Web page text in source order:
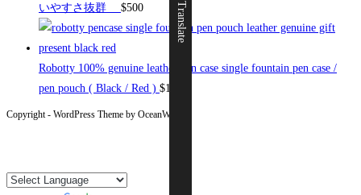
いやすさ抜群
$500
Robotty 100% genuine leather pen case single fountain pen case /
pen pouch ( Black / Red ) $19
Copyright - WordPress Theme by OceanWP
Translate